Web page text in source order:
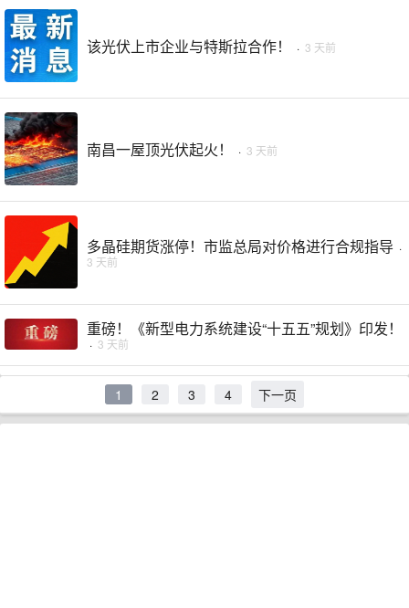
该光伏上市企业与特斯拉合作！ · 3 天前
南昌一屋顶光伏起火！ · 3 天前
多晶硅期货涨停！市监总局对价格进行合规指导 ·
3 天前
重磅！《新型电力系统建设“十五五”规划》印发！
· 3 天前
1 2 3 4 下一页